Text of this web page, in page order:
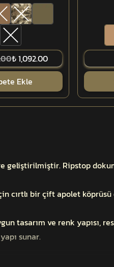
₺ 1,092.00
Ekle
geliştirilmiştir. Ripstop
cırtlı bir çift apolet
tasarım ve renk yapısı,
sunar.